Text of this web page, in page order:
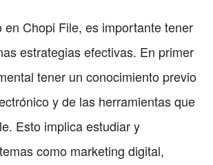
en Chopi File, es importante tener
estrategias efectivas. En primer
tener un conocimiento previo
y de las herramientas que
Esto implica estudiar y
como marketing digital,